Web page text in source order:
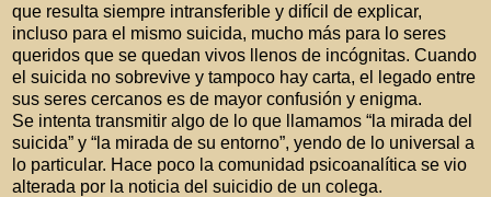
que resulta siempre intransferible y difícil de explicar,
incluso para el mismo suicida, mucho más para lo seres
queridos que se quedan vivos llenos de incógnitas. Cuando
el suicida no sobrevive y tampoco hay carta, el legado entre
sus seres cercanos es de mayor confusión y enigma.
Se intenta transmitir algo de lo que llamamos “la mirada del
suicida” y “la mirada de su entorno”, yendo de lo universal a
lo particular. Hace poco la comunidad psicoanalítica se vio
alterada por la noticia del suicidio de un colega.